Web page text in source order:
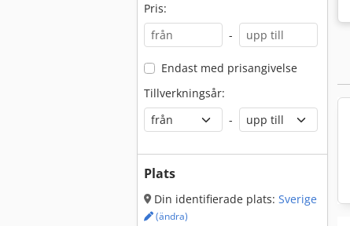
Pris:
-
Endast med prisangivelse
Tillverkningsår:
-
Plats
Din identifierade plats: Sverige
(ändra)